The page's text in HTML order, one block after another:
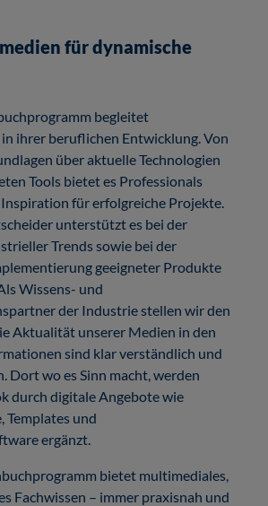
für dynamische
begleitet
ihrer beruflichen Entwicklung. Von
über aktuelle Technologien
Tools bietet es Professionals
für erfolgreiche Projekte.
unterstützt es bei der
Trends sowie bei der
geeigneter Produkte
Wissens- und
der Industrie stellen wir den
Aktualität unserer Medien in den
sind klar verständlich und
Dort wo es Sinn macht, werden
durch digitale Angebote wie
Templates und
ergänzt.
bietet multimediales,
Fachwissen – immer praxisnah und